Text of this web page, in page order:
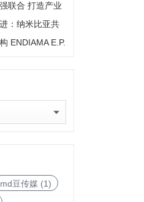
联合 打造产业
：纳米比亚共
宝出口促进委
中心启动加入
ENDIAMA E.P.
md豆传媒(1)